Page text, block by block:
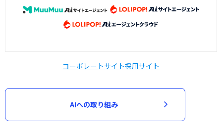
コーポレートサイト採用サイト
AIへの取り組み